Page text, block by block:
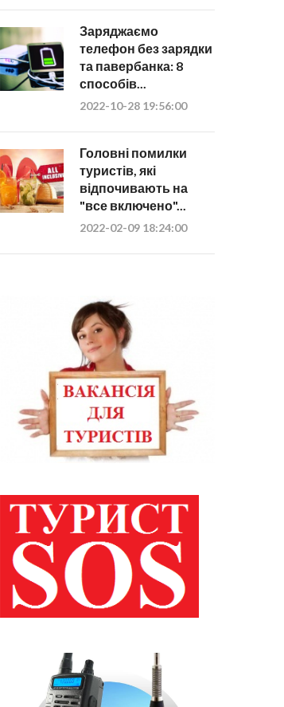
Заряджаємо
телефон без зарядки
та павербанка: 8
способів...
2022-10-28 19:56:00
Головні помилки
туристів, які
відпочивають на
"все включено"...
2022-02-09 18:24:00